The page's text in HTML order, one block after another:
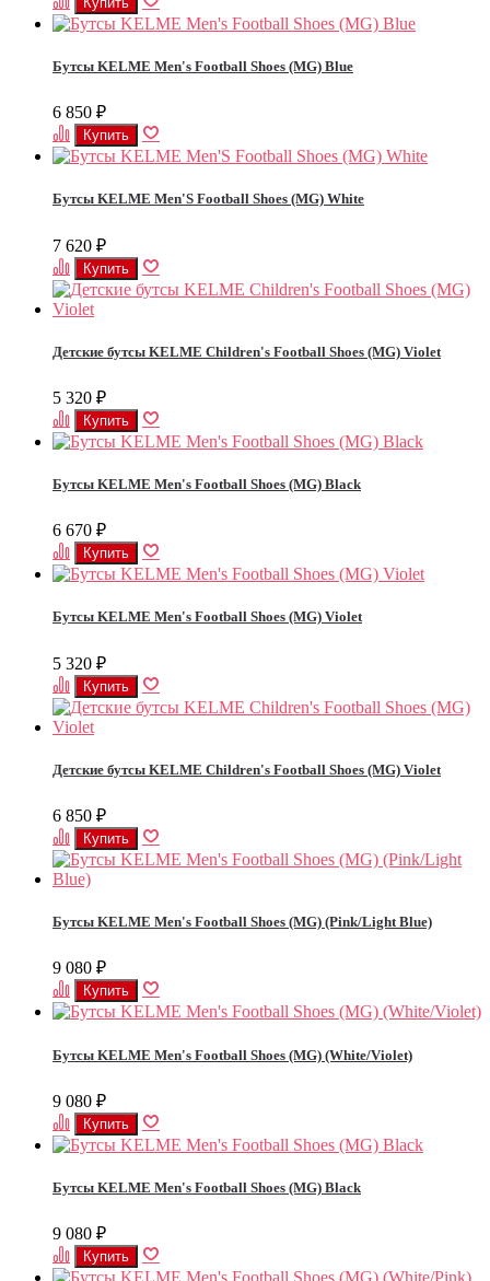
Бутсы KELME Men's Football Shoes (MG) Blue
6 850 ₽
Бутсы KELME Men'S Football Shoes (MG) White
7 620 ₽
Детские бутсы KELME Children's Football Shoes (MG) Violet
5 320 ₽
Бутсы KELME Men's Football Shoes (MG) Black
6 670 ₽
Бутсы KELME Men's Football Shoes (MG) Violet
5 320 ₽
Детские бутсы KELME Children's Football Shoes (MG) Violet
6 850 ₽
Бутсы KELME Men's Football Shoes (MG) (Pink/Light Blue)
9 080 ₽
Бутсы KELME Men's Football Shoes (MG) (White/Violet)
9 080 ₽
Бутсы KELME Men's Football Shoes (MG) Black
9 080 ₽